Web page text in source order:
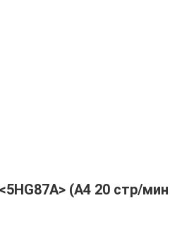
(A4 20 стр/